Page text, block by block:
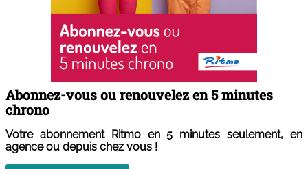
Abonnez-vous ou renouvelez en 5 minutes
chrono
Votre abonnement Ritmo en 5 minutes seulement, en
agence ou depuis chez vous !